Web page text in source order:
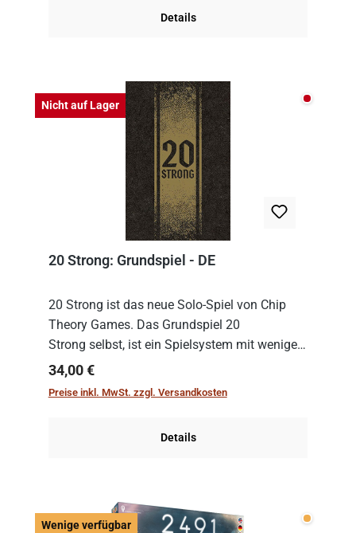
Details
Nicht auf Lager Nicht
20 Strong: Grundspiel - DE
20 Strong ist das neue Solo-Spiel von Chip
Theory Games. Das Grundspiel 20
Strong selbst, ist ein Spielsystem mit wenigen,
einfachen Regeln. Um es zu spielen, muss es
immer mit einem Themenset ergänzt werden.
Regulärer Preis:
34,00 €
Preise inkl. MwSt. zzgl. Versandkosten
Details
Wenige verfügbar Wenige